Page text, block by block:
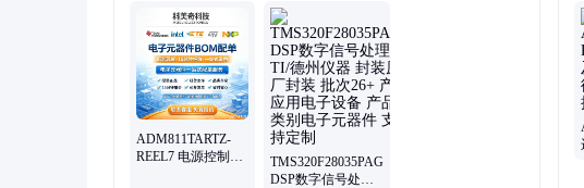
ADM811TARTZ-
REEL7 电源控制器/
TMS320F28035PAGT
DSP数字信号处理